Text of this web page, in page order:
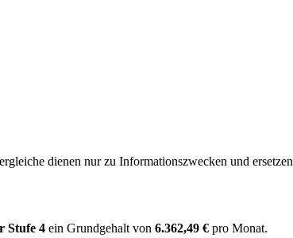
dienen nur zu Informationszwecken und
Stufe 4 ein Grundgehalt von 6.362,49 € pro Monat.